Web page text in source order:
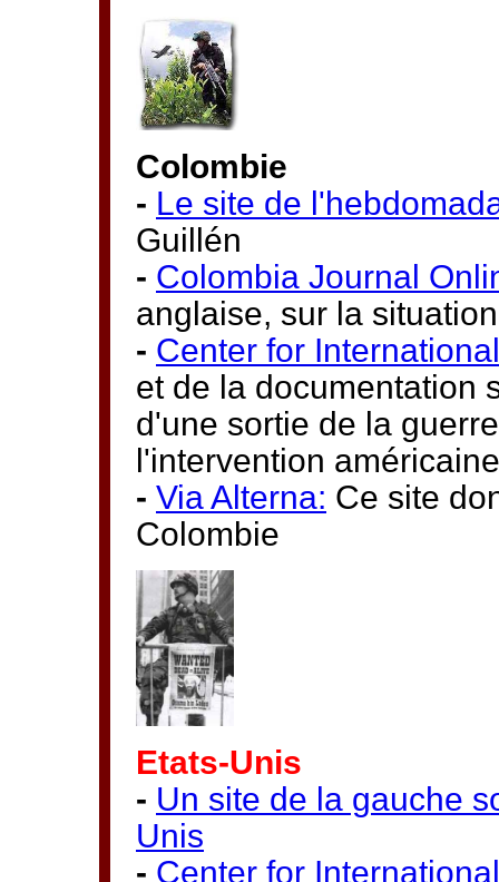
Colombie
- Le site de
Guillén
- Colombia Journal
anglaise, sur la
- Center for
et de la documentation
d'une sortie de la
l'intervention
- Via Alterna: Ce site
Colombie
Etats-Unis
- Un site de la gauche
Unis
- Center for